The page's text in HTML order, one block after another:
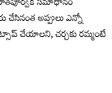
అప్పులు ఎన్నో
చేయాలని, చర్చకు రమ్మంటే